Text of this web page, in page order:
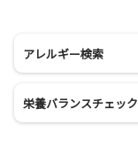
アレルギー検索
栄養バランスチェック